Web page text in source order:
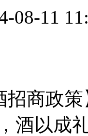
08-11
商政策
酒以成